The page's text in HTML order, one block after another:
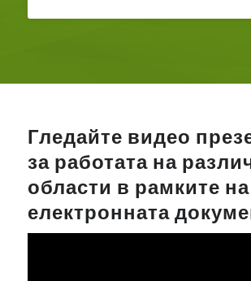
Гледайте видео
за работата на
области в рамките на
електронната